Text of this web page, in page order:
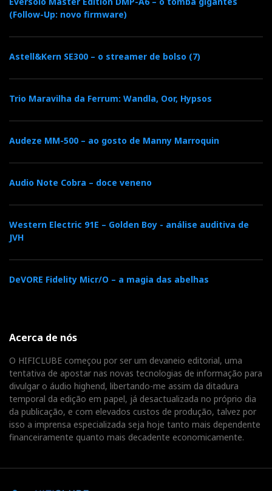
(Follow-Up: novo firmware)
Astell&Kern SE300 – o streamer de bolso (7)
Trio Maravilha da Ferrum: Wandla, Oor, Hypsos
Audeze MM-500 – ao gosto de Manny Marroquin
Audio Note Cobra – doce veneno
Western Electric 91E – Golden Boy - análise auditiva de
JVH
DeVORE Fidelity Micr/O – a magia das abelhas
Acerca de nós
O HIFICLUBE começou por ser um devaneio editorial, uma
tentativa de apostar nas novas tecnologias de informação para
divulgar o áudio highend, libertando-me assim da ditadura
temporal da edição em papel, já desactualizada no próprio dia
da publicação, e com elevados custos de produção, talvez por
isso a imprensa especializada seja hoje tanto mais dependente
financeiramente quanto mais decadente economicamente.